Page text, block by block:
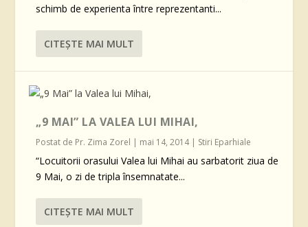
schimb de experienta între reprezentanti...
CITEŞTE MAI MULT
„9 MAI” LA VALEA LUI MIHAI,
Postat de Pr. Zima Zorel | mai 14, 2014| Stiri Eparhiale
“Locuitorii orasului Valea lui Mihai au sarbatorit ziua de
9 Mai, o zi de tripla însemnatate...
CITEŞTE MAI MULT